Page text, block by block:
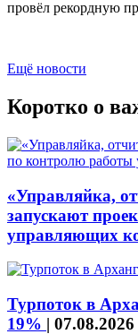
провёл рекордную
Ещё новости
Коротко о
«Управляйка,
запускают
управляющих
Турпоток в
19% | 07.08.2026